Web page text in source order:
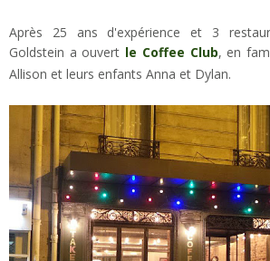
Après 25 ans d'expérience et 3
Goldstein a ouvert le Coffee Club, en
Allison et leurs enfants Anna et Dylan.